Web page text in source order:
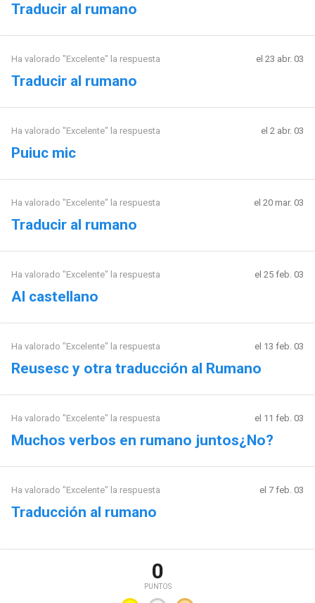
Traducir al rumano
Ha valorado "Excelente" la respuesta el 23 abr. 03
Traducir al rumano
Ha valorado "Excelente" la respuesta el 2 abr. 03
Puiuc mic
Ha valorado "Excelente" la respuesta el 20 mar. 03
Traducir al rumano
Ha valorado "Excelente" la respuesta el 25 feb. 03
Al castellano
Ha valorado "Excelente" la respuesta el 13 feb. 03
Reusesc y otra traducción al Rumano
Ha valorado "Excelente" la respuesta el 11 feb. 03
Muchos verbos en rumano juntos¿No?
Ha valorado "Excelente" la respuesta el 7 feb. 03
Traducción al rumano
0
PUNTOS